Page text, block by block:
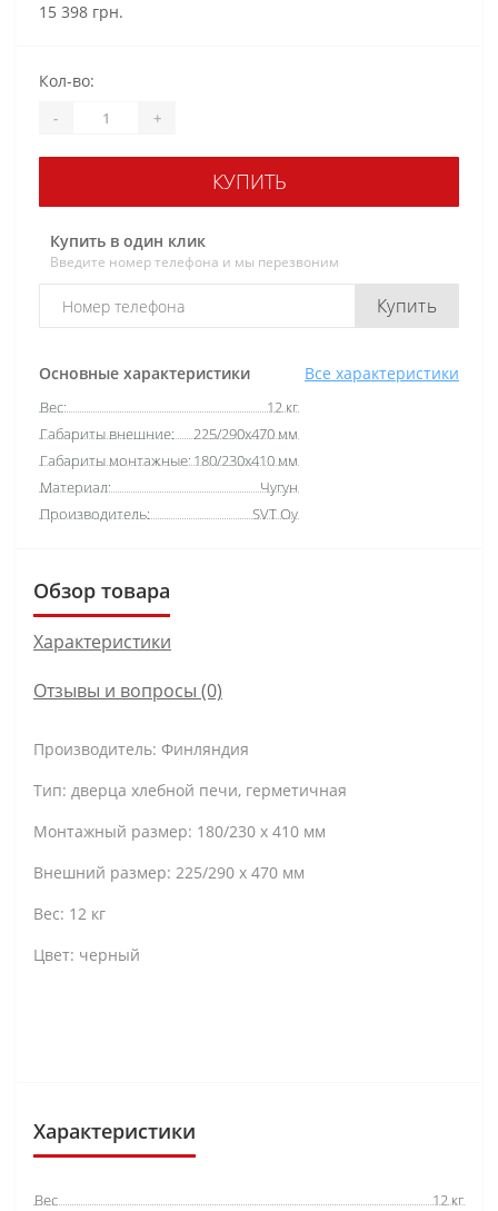
15 398 грн.
Основные характеристики Все характеристики
Вес:
12 кг
Габариты внешние:
225/290x470 мм
Габариты монтажные:180/230x410 мм
Материал:
Чугун
Производитель:
SVT Oy
Кол-во:
- +
КУПИТЬ
Купить в один клик
Введите номер телефона и мы перезвоним
Купить
Обзор товара
Характеристики
Отзывы и вопросы (0)
Производитель: Финляндия
Тип: дверца хлебной печи, герметичная
Монтажный размер: 180/230 х 410 мм
Внешний размер: 225/290 х 470 мм
Вес: 12 кг
Цвет: черный
Характеристики
Вес
12 кг